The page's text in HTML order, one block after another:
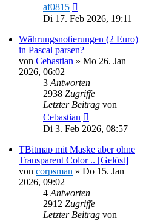
af0815
Di 17. Feb 2026, 19:11
Währungsnotierungen (2 Euro)
in Pascal parsen?
von Cebastian » Mo 26. Jan
2026, 06:02
3 Antworten
2938 Zugriffe
Letzter Beitrag von
Cebastian
Di 3. Feb 2026, 08:57
TBitmap mit Maske aber ohne
Transparent Color .. [Gelöst]
von corpsman » Do 15. Jan
2026, 09:02
4 Antworten
2912 Zugriffe
Letzter Beitrag von